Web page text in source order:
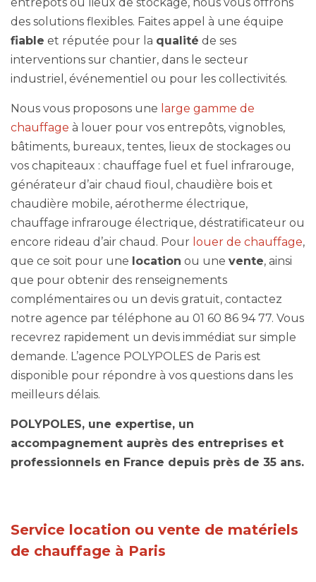
des solutions flexibles. Faites appel à une équipe
fiable et réputée pour la qualité de ses
interventions sur chantier, dans le secteur
industriel, événementiel ou pour les collectivités.
Nous vous proposons une large gamme de
chauffage à louer pour vos entrepôts, vignobles,
bâtiments, bureaux, tentes, lieux de stockages ou
vos chapiteaux : chauffage fuel et fuel infrarouge,
générateur d’air chaud fioul, chaudière bois et
chaudière mobile, aérotherme électrique,
chauffage infrarouge électrique, déstratificateur ou
encore rideau d’air chaud. Pour louer de chauffage,
que ce soit pour une location ou une vente, ainsi
que pour obtenir des renseignements
complémentaires ou un devis gratuit, contactez
notre agence par téléphone au 01 60 86 94 77. Vous
recevrez rapidement un devis immédiat sur simple
demande. L’agence POLYPOLES de Paris est
disponible pour répondre à vos questions dans les
meilleurs délais.
POLYPOLES, une expertise, un
accompagnement auprès des entreprises et
professionnels en France depuis près de 35 ans.
Service location ou vente de matériels
de chauffage à Paris